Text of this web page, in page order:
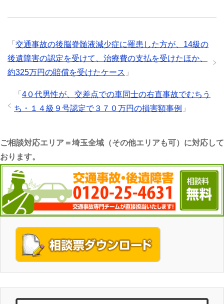
「 交通事故の後脳脊髄液減少症に罹患した方が、14級の
後遺障害の認定を受けて、治療費の支払を受けたほか、
約325万円の賠償を受けたケース 」
「 4０代男性が、交差点での車同士の右直事故でむちう
ち・１４級９号認定で３７０万円の損害額事例 」
ご相談対応エリア＝埼玉全域（その他エリアも可）に対応して
おります。